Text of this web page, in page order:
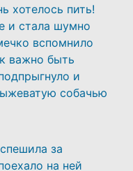
хотелось пить!
и стала шумно
вспомнило
важно быть
и
собачью
за
на ней